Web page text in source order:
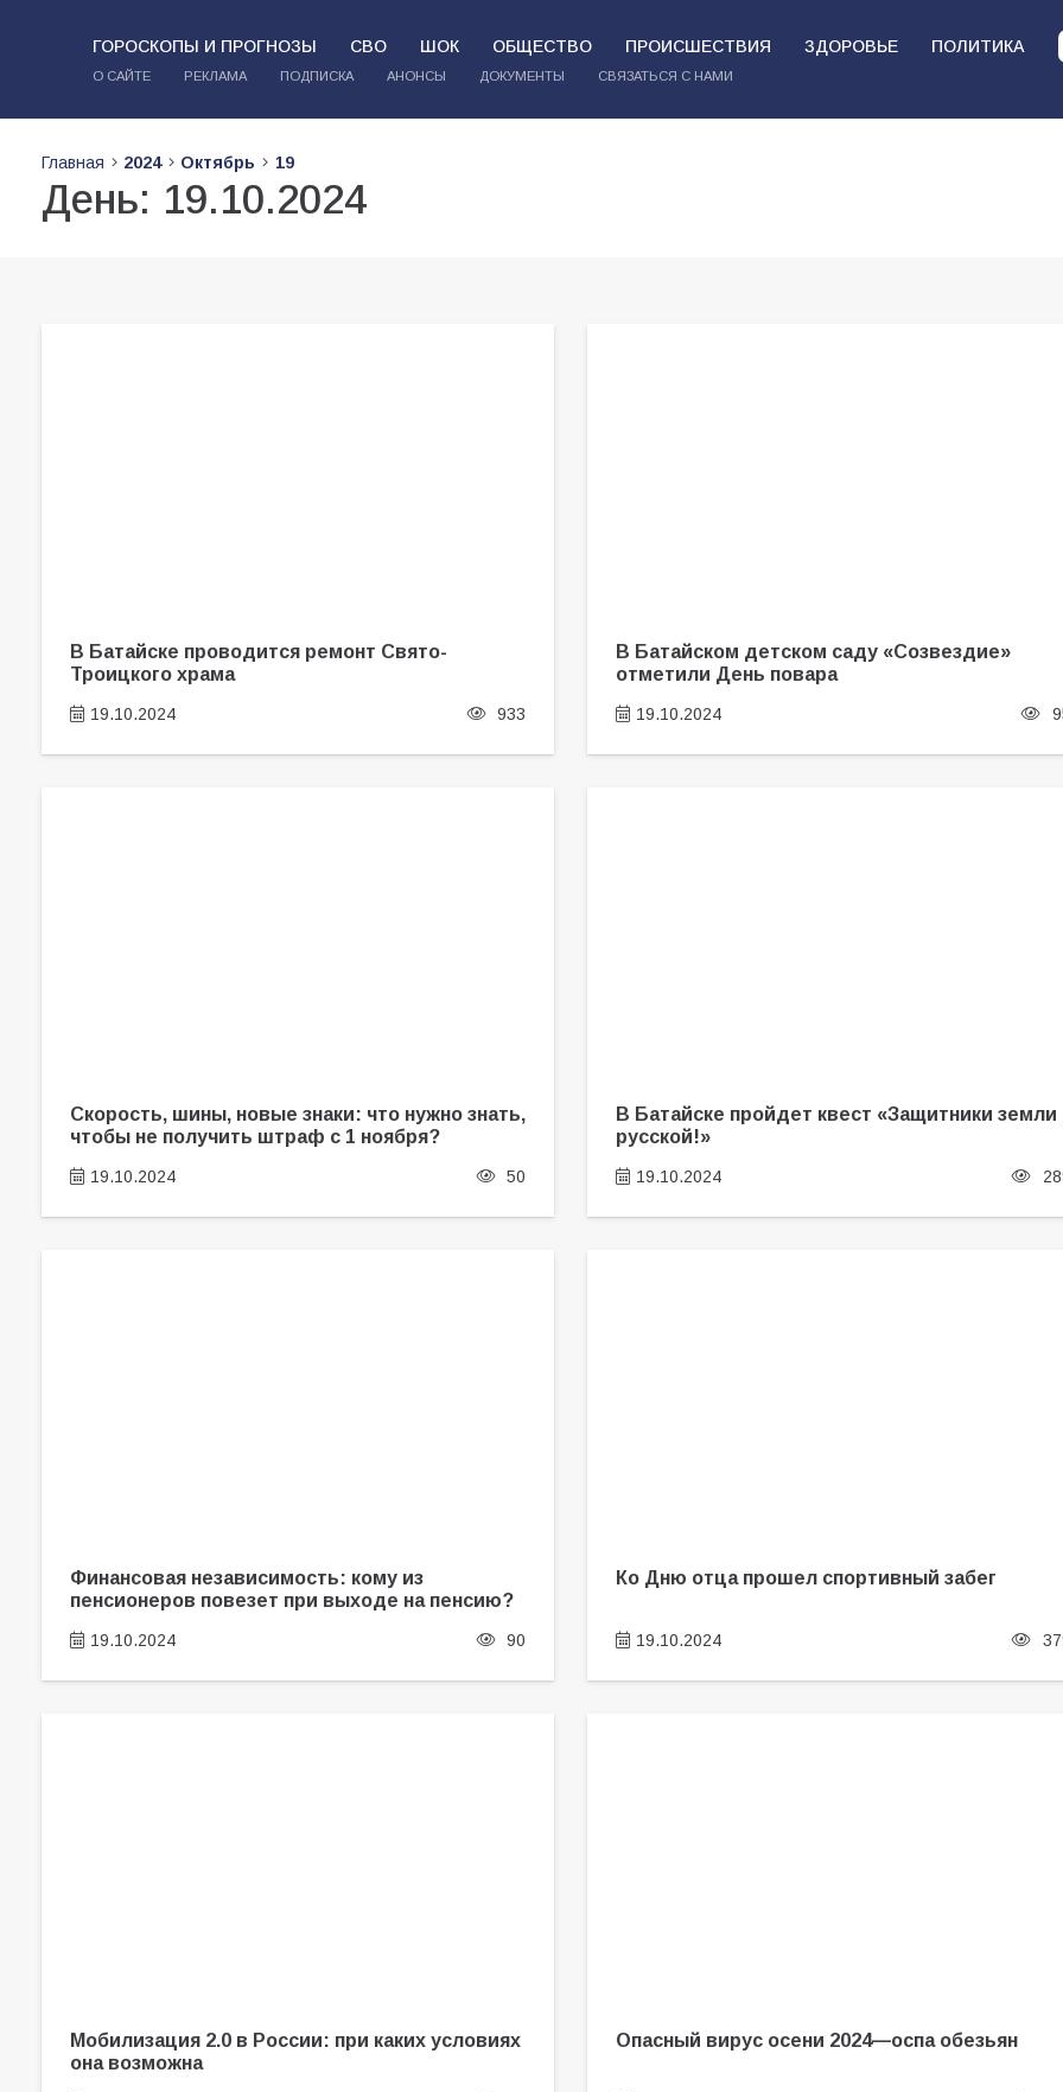
ГОРОСКОПЫ И ПРОГНОЗЫ СВО ШОК ОБЩЕСТВО ПРОИСШЕСТВИЯ ЗДОРОВЬЕ ПОЛИТИКА
О САЙТЕ РЕКЛАМА ПОДПИСКА АНОНСЫ ДОКУМЕНТЫ СВЯЗАТЬСЯ С НАМИ
Главная 2024 Октябрь 19
День: 19.10.2024
В Батайске проводится ремонт Свято-
Троицкого храма
19.10.2024 933
В Батайском детском саду «Созвездие»
отметили День повара
19.10.2024
Скорость, шины, новые знаки: что нужно знать,
чтобы не получить штраф с 1 ноября?
19.10.2024 50
В Батайске пройдет квест «Защитники земли
русской!»
19.10.2024
Финансовая независимость: кому из
пенсионеров повезет при выходе на пенсию?
19.10.2024 90
Ко Дню отца прошел спортивный забег
19.10.2024
Мобилизация 2.0 в России: при каких условиях
она возможна
Опасный вирус осени 2024—оспа обезьян